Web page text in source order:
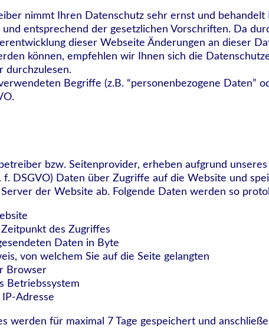
nimmt Ihren Datenschutz sehr ernst und behandelt
entsprechend der gesetzlichen Vorschriften. Da
dieser Webseite Änderungen an dieser
können, empfehlen wir Ihnen sich die
durchzulesen.
Begriffe (z.B. “personenbezogene Daten”
bzw. Seitenprovider, erheben aufgrund
f. DSGVO) Daten über Zugriffe auf die Website und
Server der Website ab. Folgende Daten werden so
des Zugriffes
Daten in Byte
von welchem Sie auf die Seite gelangten
Browser
Betriebssystem
Adresse
werden für maximal 7 Tage gespeichert und